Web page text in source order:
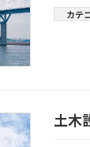
カテ
土木